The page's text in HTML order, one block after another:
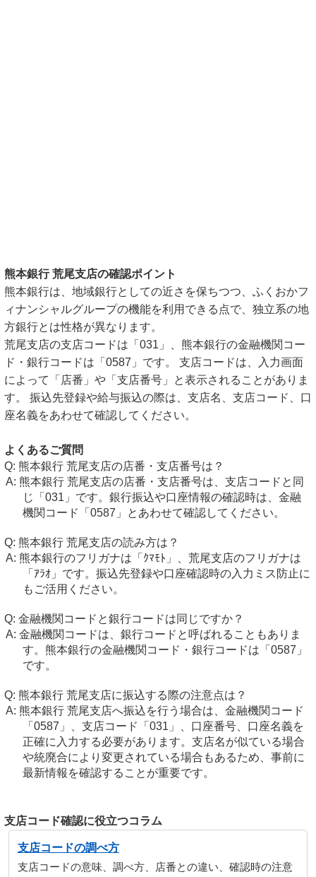
熊本銀行 荒尾支店の確認ポイント
熊本銀行は、地域銀行としての近さを保ちつつ、ふくおかフ
ィナンシャルグループの機能を利用できる点で、独立系の地
方銀行とは性格が異なります。
荒尾支店の支店コードは「031」、熊本銀行の金融機関コー
ド・銀行コードは「0587」です。 支店コードは、入力画面
によって「店番」や「支店番号」と表示されることがありま
す。 振込先登録や給与振込の際は、支店名、支店コード、口
座名義をあわせて確認してください。
よくあるご質問
熊本銀行 荒尾支店の店番・支店番号は？
熊本銀行 荒尾支店の店番・支店番号は、支店コードと同
じ「031」です。銀行振込や口座情報の確認時は、金融
機関コード「0587」とあわせて確認してください。
熊本銀行 荒尾支店の読み方は？
熊本銀行のフリガナは「ｸﾏﾓﾄ」、荒尾支店のフリガナは
「ｱﾗｵ」です。振込先登録や口座確認時の入力ミス防止に
もご活用ください。
金融機関コードと銀行コードは同じですか？
金融機関コードは、銀行コードと呼ばれることもありま
す。熊本銀行の金融機関コード・銀行コードは「0587」
です。
熊本銀行 荒尾支店に振込する際の注意点は？
熊本銀行 荒尾支店へ振込を行う場合は、金融機関コード
「0587」、支店コード「031」、口座番号、口座名義を
正確に入力する必要があります。支店名が似ている場合
や統廃合により変更されている場合もあるため、事前に
最新情報を確認することが重要です。
支店コード確認に役立つコラム
支店コードの調べ方
支店コードの意味、調べ方、店番との違い、確認時の注意